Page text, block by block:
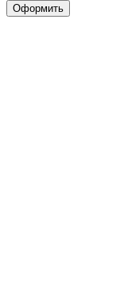
Оформить